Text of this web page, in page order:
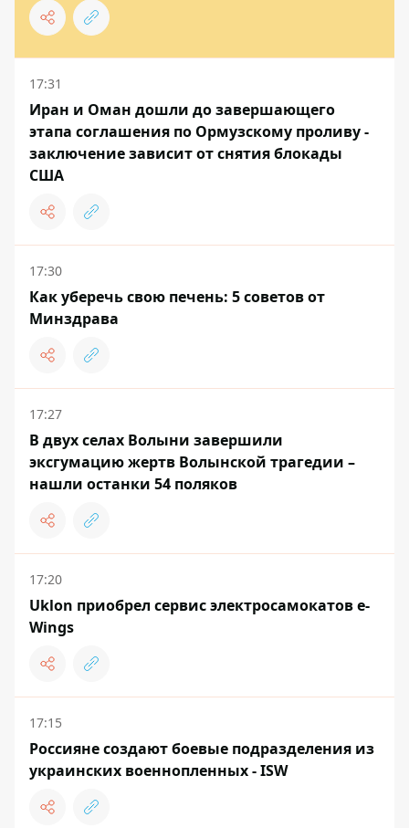
17:31
Иран и Оман дошли до завершающего
этапа соглашения по Ормузскому проливу -
заключение зависит от снятия блокады
США
17:30
Как уберечь свою печень: 5 советов от
Минздрава
17:27
В двух селах Волыни завершили
эксгумацию жертв Волынской трагедии –
нашли останки 54 поляков
17:20
Uklon приобрел сервис электросамокатов e-
Wings
17:15
Россияне создают боевые подразделения из
украинских военнопленных - ISW